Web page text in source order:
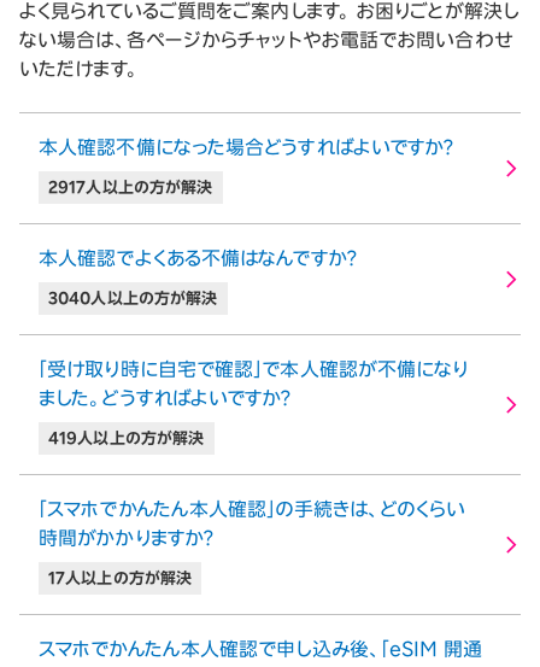
よく見られているご質問をご案内します。 お困りごとが解決し
ない場合は、各ページからチャットやお電話でお問い合わせ
いただけます。
本人確認不備になった場合どうすればよいですか？
2917人以上の方が解決
本人確認でよくある不備はなんですか？
3040人以上の方が解決
「受け取り時に自宅で確認」で本人確認が不備になり
ました。どうすればよいですか？
419人以上の方が解決
「スマホでかんたん本人確認」の手続きは、どのくらい
時間がかかりますか？
17人以上の方が解決
スマホでかんたん本人確認で申し込み後、「eSIM 開通